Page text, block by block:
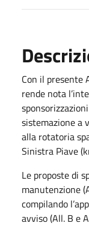
Con il presente
rende nota
sistemazione a
alla rotatoria
Sinistra Piave
Le proposte di
manutenzione
compilando
avviso (All. B e